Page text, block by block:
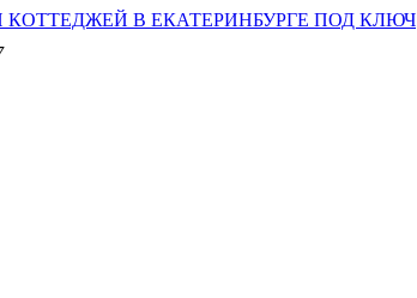
В ЕКАТЕРИНБУРГЕ ПОД КЛЮЧ